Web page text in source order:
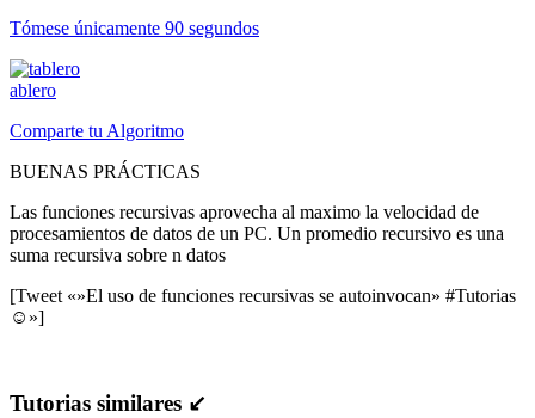
Tómese únicamente 90 segundos
ablero
Comparte tu Algoritmo
BUENAS PRÁCTICAS
Las funciones recursivas aprovecha al maximo la velocidad de
procesamientos de datos de un PC. Un promedio recursivo es una
suma recursiva sobre n datos
[Tweet «»El uso de funciones recursivas se autoinvocan» #Tutorias
☺»]
Tutorias similares ↙